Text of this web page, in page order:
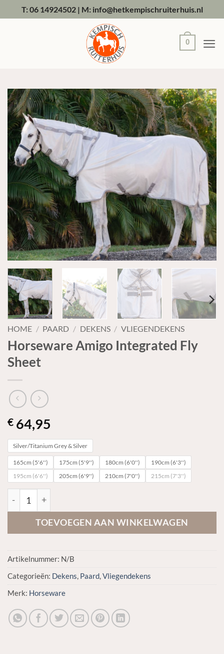
naar
T: 06 14924502| M: info@hetkempischruiterhuis.nl
0
HOME / PAARD / DEKENS / VLIEGENDEKENS
Horseware Amigo Integrated Fly
Sheet
€ 64,95
Silver/Titanium Grey & Silver
165cm (5'6'') 175cm (5'9'') 180cm (6'0'')
190cm (6'3'')
195cm (6'6'')
205cm (6'9'') 210cm (7'0'') 215cm (7'3'')
TOEVOEGEN AAN WINKELWAGEN
Artikelnummer: N/B
Categorieën: Dekens, Paard,Vliegendekens
Merk: Horseware